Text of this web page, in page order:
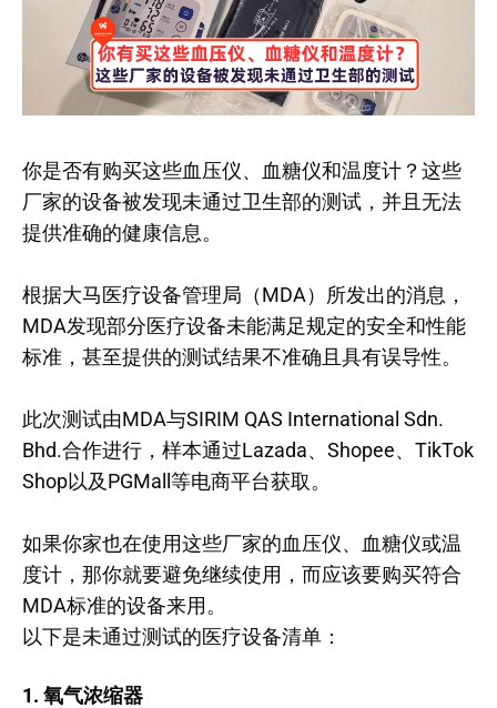
你是否有购买这些血压仪、血糖仪和温度计？这些
厂家的设备被发现未通过卫生部的测试，并且无法
提供准确的健康信息。
根据大马医疗设备管理局（MDA）所发出的消息，
MDA发现部分医疗设备未能满足规定的安全和性能
标准，甚至提供的测试结果不准确且具有误导性。
此次测试由MDA与SIRIM QAS International Sdn.
Bhd.合作进行，样本通过Lazada、Shopee、TikTok
Shop以及PGMall等电商平台获取。
如果你家也在使用这些厂家的血压仪、血糖仪或温
度计，那你就要避免继续使用，而应该要购买符合
MDA标准的设备来用。
以下是未通过测试的医疗设备清单：
1. 氧气浓缩器